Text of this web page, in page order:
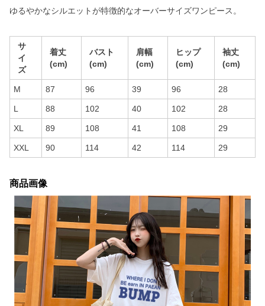
ゆるやかなシルエットが特徴的なオーバーサイズワンピース。
サ
イ
ズ
着丈
(cm)
バスト
(cm)
肩幅
(cm)
ヒップ
(cm)
袖丈
(cm)
M 87 96 39 96 28
L 88 102 40 102 28
XL 89 108 41 108 29
XXL 90 114 42 114 29
商品画像